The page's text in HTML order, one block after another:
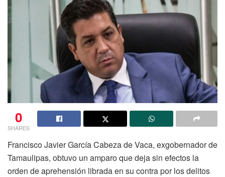
0
SHARES
Francisco Javier García Cabeza de Vaca, exgobernador de
Tamaulipas, obtuvo un amparo que deja sin efectos la
orden de aprehensión librada en su contra por los delitos